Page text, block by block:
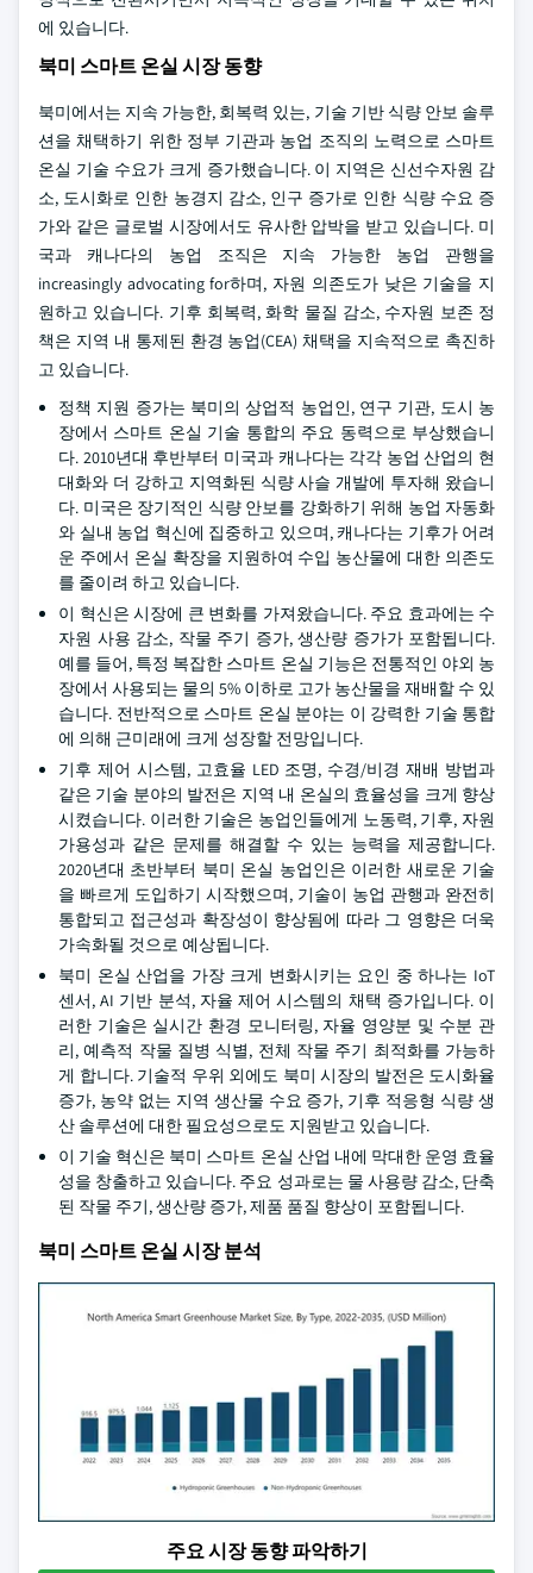
에 있습니다.
북미 스마트 온실 시장 동향
북미에서는 지속 가능한, 회복력 있는, 기술 기반 식량 안보 솔루
션을 채택하기 위한 정부 기관과 농업 조직의 노력으로 스마트
온실 기술 수요가 크게 증가했습니다. 이 지역은 신선수자원 감
소, 도시화로 인한 농경지 감소, 인구 증가로 인한 식량 수요 증
가와 같은 글로벌 시장에서도 유사한 압박을 받고 있습니다. 미
국과 캐나다의 농업 조직은 지속 가능한 농업 관행을
increasingly advocating for하며, 자원 의존도가 낮은 기술을 지
원하고 있습니다. 기후 회복력, 화학 물질 감소, 수자원 보존 정
책은 지역 내 통제된 환경 농업(CEA) 채택을 지속적으로 촉진하
고 있습니다.
정책 지원 증가는 북미의 상업적 농업인, 연구 기관, 도시 농
장에서 스마트 온실 기술 통합의 주요 동력으로 부상했습니
다. 2010년대 후반부터 미국과 캐나다는 각각 농업 산업의 현
대화와 더 강하고 지역화된 식량 사슬 개발에 투자해 왔습니
다. 미국은 장기적인 식량 안보를 강화하기 위해 농업 자동화
와 실내 농업 혁신에 집중하고 있으며, 캐나다는 기후가 어려
운 주에서 온실 확장을 지원하여 수입 농산물에 대한 의존도
를 줄이려 하고 있습니다.
이 혁신은 시장에 큰 변화를 가져왔습니다. 주요 효과에는 수
자원 사용 감소, 작물 주기 증가, 생산량 증가가 포함됩니다.
예를 들어, 특정 복잡한 스마트 온실 기능은 전통적인 야외 농
장에서 사용되는 물의 5% 이하로 고가 농산물을 재배할 수 있
습니다. 전반적으로 스마트 온실 분야는 이 강력한 기술 통합
에 의해 근미래에 크게 성장할 전망입니다.
기후 제어 시스템, 고효율 LED 조명, 수경/비경 재배 방법과
같은 기술 분야의 발전은 지역 내 온실의 효율성을 크게 향상
시켰습니다. 이러한 기술은 농업인들에게 노동력, 기후, 자원
가용성과 같은 문제를 해결할 수 있는 능력을 제공합니다.
2020년대 초반부터 북미 온실 농업인은 이러한 새로운 기술
을 빠르게 도입하기 시작했으며, 기술이 농업 관행과 완전히
통합되고 접근성과 확장성이 향상됨에 따라 그 영향은 더욱
가속화될 것으로 예상됩니다.
북미 온실 산업을 가장 크게 변화시키는 요인 중 하나는 IoT
센서, AI 기반 분석, 자율 제어 시스템의 채택 증가입니다. 이
러한 기술은 실시간 환경 모니터링, 자율 영양분 및 수분 관
리, 예측적 작물 질병 식별, 전체 작물 주기 최적화를 가능하
게 합니다. 기술적 우위 외에도 북미 시장의 발전은 도시화율
증가, 농약 없는 지역 생산물 수요 증가, 기후 적응형 식량 생
산 솔루션에 대한 필요성으로도 지원받고 있습니다.
이 기술 혁신은 북미 스마트 온실 산업 내에 막대한 운영 효율
성을 창출하고 있습니다. 주요 성과로는 물 사용량 감소, 단축
된 작물 주기, 생산량 증가, 제품 품질 향상이 포함됩니다.
북미 스마트 온실 시장 분석
주요 시장 동향 파악하기